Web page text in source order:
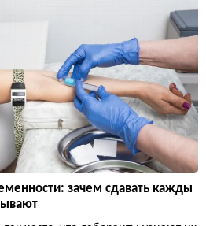
зачем сдавать кажды